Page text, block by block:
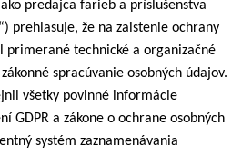
predajca farieb a príslušenstva
prehlasuje, že na zaistenie ochrany
primerané technické a organizačné
spracúvanie osobných údajov.
všetky povinné informácie
GDPR a zákone o ochrane osobných
systém zaznamenávania